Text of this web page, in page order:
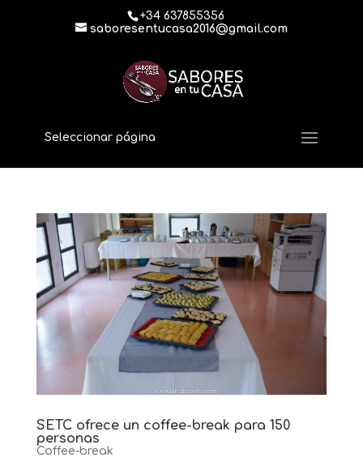
+34 637855356
saboresentucasa2016@gmail.com
Seleccionar página
SETC ofrece un coffee-break para 150
personas
Coffee-break